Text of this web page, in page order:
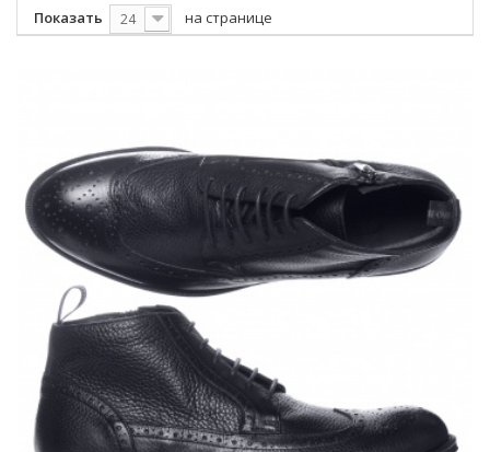
Показать 24 на странице